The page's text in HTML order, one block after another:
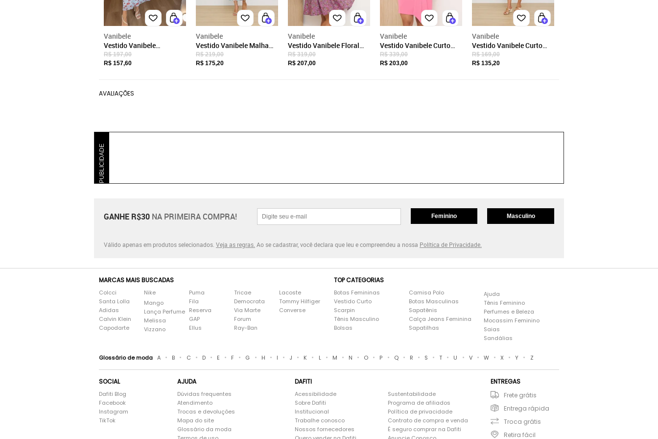
Vanibele
Vestido Vanibele
Estampado Floral
R$ 197,00
R$ 157,60
Vanibele
Vestido Vanibele Malha
Floral
R$ 219,00
R$ 175,20
Vanibele
Vestido Vanibele Floral
Rosa
R$ 319,00
R$ 207,00
Vanibele
Vestido Vanibele Curto
Rosa
R$ 339,00
R$ 203,00
Vanibele
Vestido Vanibele Curto
Azul
R$ 169,00
R$ 135,20
AVALIAÇÕES
PUBLICIDADE
GANHE R$30 NA PRIMEIRA COMPRA! Feminino Masculino
Válido apenas em produtos selecionados. Veja as regras. Ao se cadastrar, você declara que leu e compreendeu a nossa Política de Privacidade.
MARCAS MAIS BUSCADAS
Colcci
Santa Lolla
Adidas
Calvin Klein
Capodarte
Nike
Mango
Lança Perfume
Melissa
Vizzano
Puma
Fila
Reserva
GAP
Ellus
Tricae
Democrata
Via Marte
Forum
Ray-Ban
Lacoste
Tommy Hilfiger
Converse
TOP CATEGORIAS
Botas Femininas
Vestido Curto
Scarpin
Tênis Masculino
Bolsas
Camisa Polo
Botas Masculinas
Sapatênis
Calça Jeans Feminina
Sapatilhas
Ajuda
Tênis Feminino
Perfumes e Beleza
Mocassim Feminino
Saias
Sandálias
Glossário de moda A • B • C • D • E • F • G • H • I • J • K • L • M • N • O • P • Q • R • S • T • U • V • W • X • Y • Z
SOCIAL
Dafiti Blog
Facebook
Instagram
TikTok
AJUDA
Dúvidas frequentes
Atendimento
Trocas e devoluções
Mapa do site
Glossário da moda
DAFITI
Acessibilidade
Sobre Dafiti
Institucional
Trabalhe conosco
Nossos fornecedores
Sustentabilidade
Programa de afiliados
Política de privacidade
Contrato de compra e venda
É seguro comprar na Dafiti
ENTREGAS
Frete grátis
Entrega rápida
Troca grátis
Retira fácil